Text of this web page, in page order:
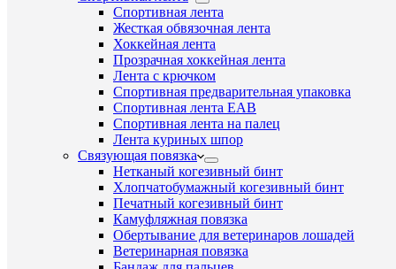
Спортивная лента
Жесткая обвязочная лента
Хоккейная лента
Прозрачная хоккейная лента
Лента с крючком
Спортивная предварительная упаковка
Спортивная лента EAB
Спортивная лента на палец
Лента куриных шпор
Связующая повязка
Нетканый когезивный бинт
Хлопчатобумажный когезивный бинт
Печатный когезивный бинт
Камуфляжная повязка
Обертывание для ветеринаров лошадей
Ветеринарная повязка